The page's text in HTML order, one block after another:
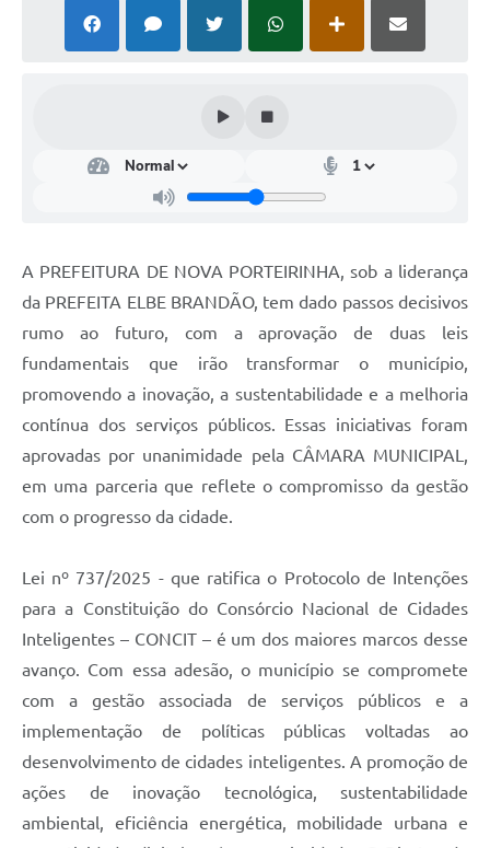
Serviços Online
Diário Oficial
Contato
PDTIC
A PREFEITURA DE NOVA PORTEIRINHA, sob a liderança
da PREFEITA ELBE BRANDÃO, tem dado passos decisivos
rumo ao futuro, com a aprovação de duas leis
fundamentais que irão transformar o município,
promovendo a inovação, a sustentabilidade e a melhoria
contínua dos serviços públicos. Essas iniciativas foram
aprovadas por unanimidade pela CÂMARA MUNICIPAL,
em uma parceria que reflete o compromisso da gestão
com o progresso da cidade.
Lei nº 737/2025 - que ratifica o Protocolo de Intenções
para a Constituição do Consórcio Nacional de Cidades
Inteligentes – CONCIT – é um dos maiores marcos desse
avanço. Com essa adesão, o município se compromete
com a gestão associada de serviços públicos e a
implementação de políticas públicas voltadas ao
desenvolvimento de cidades inteligentes. A promoção de
ações de inovação tecnológica, sustentabilidade
ambiental, eficiência energética, mobilidade urbana e